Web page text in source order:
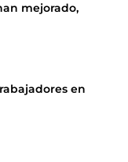
mejorado,
en